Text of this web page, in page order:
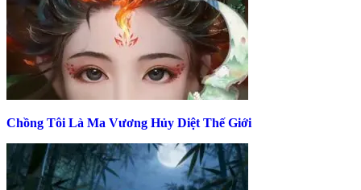
Chồng Tôi Là Ma Vương Hủy Diệt Thế Giới